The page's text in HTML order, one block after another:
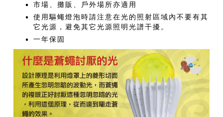
市場、攤販、戶外場所亦適用
使用驅蠅燈泡時請注意在光的照射區域內不要有其
它光源，避免其它光源照明光譜干擾。
一年保固